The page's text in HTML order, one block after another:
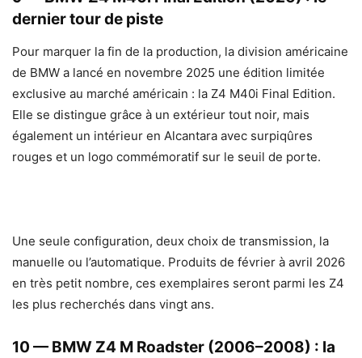
dernier tour de piste
Pour marquer la fin de la production, la division américaine
de BMW a lancé en novembre 2025 une édition limitée
exclusive au marché américain : la Z4 M40i Final Edition.
Elle se distingue grâce à un extérieur tout noir, mais
également un intérieur en Alcantara avec surpiqûres
rouges et un logo commémoratif sur le seuil de porte.
Une seule configuration, deux choix de transmission, la
manuelle ou l’automatique. Produits de février à avril 2026
en très petit nombre, ces exemplaires seront parmi les Z4
les plus recherchés dans vingt ans.
10 — BMW Z4 M Roadster (2006–2008) : la